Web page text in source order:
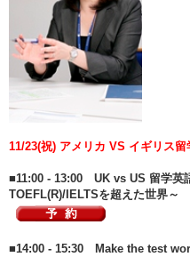
11/23(祝) アメリカ VS イギリス
■11:00 - 13:00 UK vs US 留学英
TOEFL(R)/IELTSを超えた世界～
■14:00 - 15:30 Make the test